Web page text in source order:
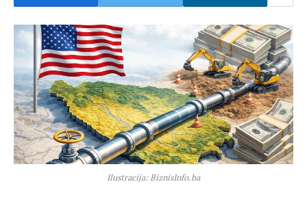
Ilustracija: BiznisInfo.ba